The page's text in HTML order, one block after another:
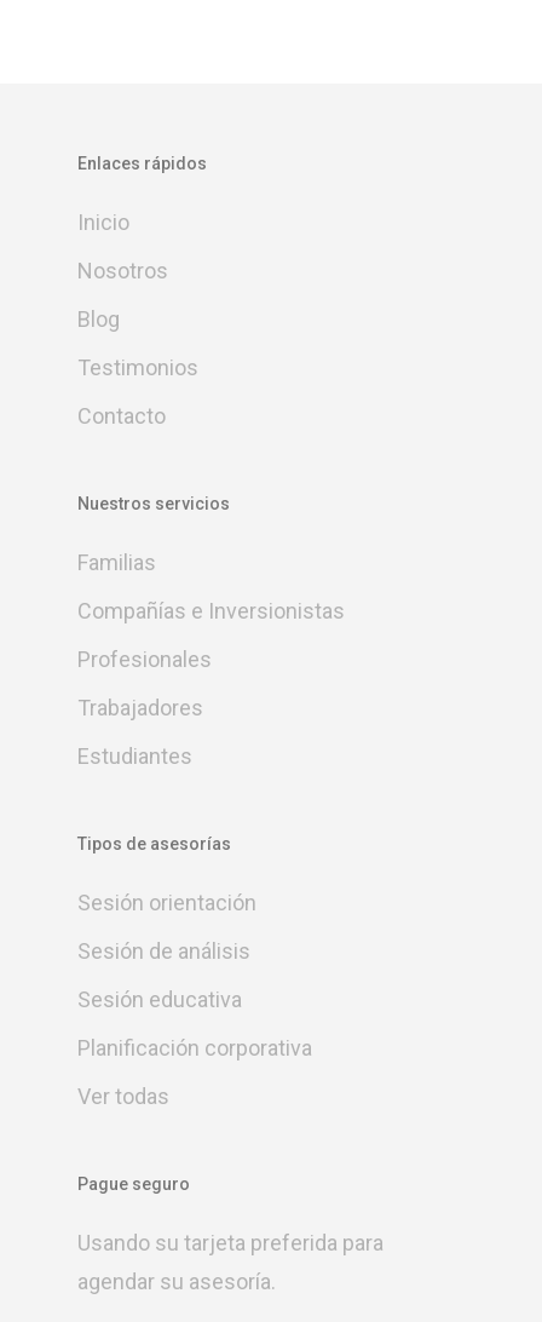
Enlaces rápidos
Inicio
Nosotros
Blog
Testimonios
Contacto
Nuestros servicios
Familias
Compañías e Inversionistas
Profesionales
Trabajadores
Estudiantes
Tipos de asesorías
Sesión orientación
Sesión de análisis
Sesión educativa
Planificación corporativa
Ver todas
Pague seguro
Usando su tarjeta preferida para
agendar su asesoría.